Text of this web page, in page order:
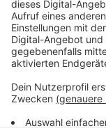
Anzeige